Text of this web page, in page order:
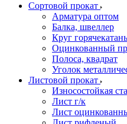
Сортовой прокат
Арматура оптом
Балка, швеллер
Круг
Оцинкованный
Полоса, квадрат
Уголок
Листовой прокат
Износостойкая
Лист г/к
Лист